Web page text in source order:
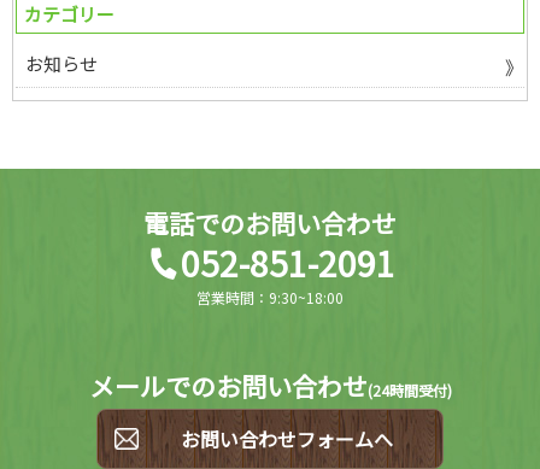
カテゴリー
お知らせ
電話でのお問い合わせ
052-851-2091
営業時間：9:30~18:00
メールでのお問い合わせ(24時間受付)
お問い合わせフォームへ